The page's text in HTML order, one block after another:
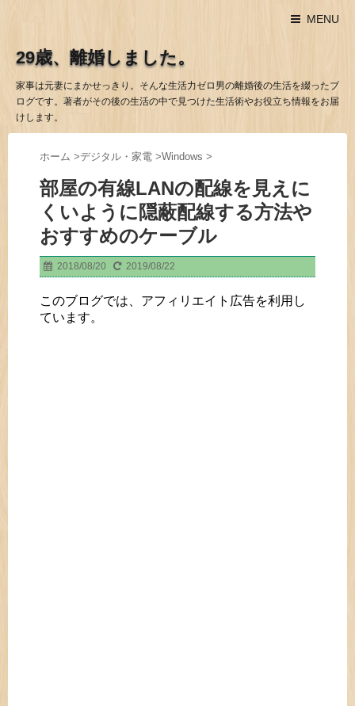
MENU
29歳、離婚しました。
家事は元妻にまかせっきり。そんな生活力ゼロ男の離婚後の生活を綴ったブ
ログです。著者がその後の生活の中で見つけた生活術やお役立ち情報をお届
けします。
ホーム >デジタル・家電 >Windows >
部屋の有線LANの配線を見えに
くいように隠蔽配線する方法や
おすすめのケーブル
2018/08/20 2019/08/22
このブログでは、アフィリエイト広告を利用し
ています。